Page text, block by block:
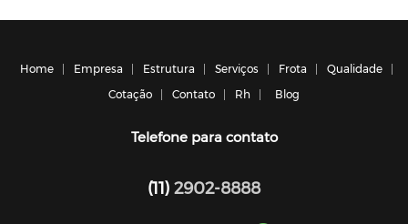
Home Empresa Estrutura Serviços Frota
Qualidade
Cotação
Contato Rh Blog
Telefone para contato
(11) 2902-8888